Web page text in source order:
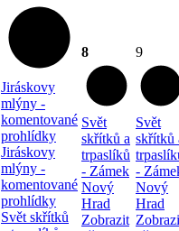
Jiráskovy
mlýny -
komentované
prohlídky
Jiráskovy
mlýny -
komentované
prohlídky
Svět skřítků
8
Svět
skřítků a
trpaslíků
- Zámek
Nový
Hrad
Zobrazit
9
Svět
skřítků
-
Nový
Hrad